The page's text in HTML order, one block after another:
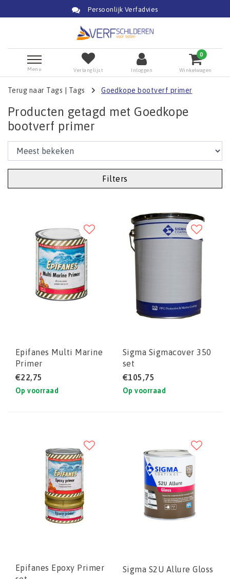
Persoonlijk Verfadvies
Menu Verlanglijst Inloggen
0
Winkelwagen
Terug naar Tags Tags Goedkope bootverf primer
Producten getagd met Goedkope
bootverf primer
Filters
Epifanes Multi Marine
Primer
€22,75
Op voorraad
Sigma Sigmacover 350
set
€105,75
Op voorraad
Epifanes Epoxy Primer
Sigma S2U Allure Gloss